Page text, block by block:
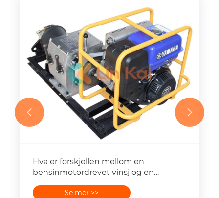
Hvordan velger jeg vinsjer som faktisk
leverer på stedet?
Se mer >>
 